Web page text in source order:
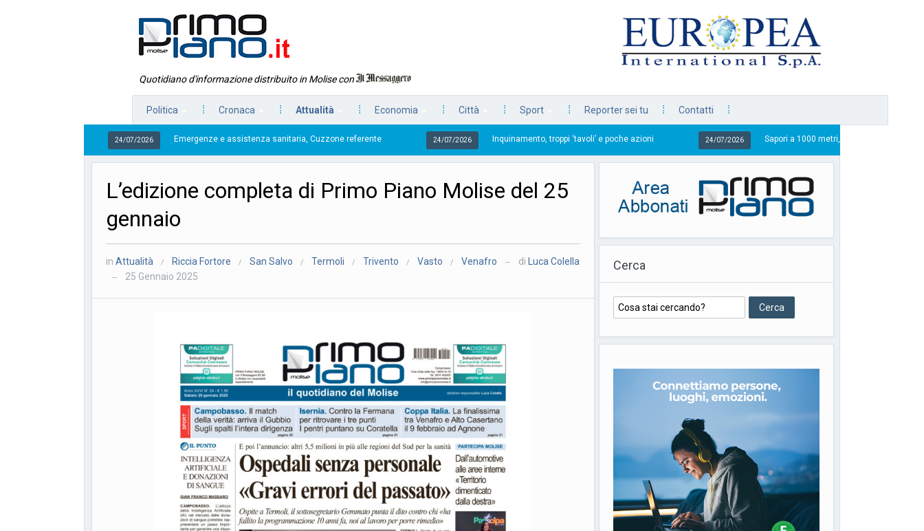
Quotidiano d'informazione distribuito in Molise con
Politica Cronaca Attualità Economia Città Sport Reporter sei tu Contatti
Emergenze e assistenza sanitaria, Cuzzone referente 24/07/2026 Inquinamento, troppi ‘tavoli’ e poche azioni 24/07/2026 Sapori a 1000 metri, in vetrina i sapori della tradizione
L’edizione completa di Primo Piano Molise del 25
gennaio
in Attualità / Riccia Fortore / San Salvo / Termoli / Trivento / Vasto / Venafro — di Luca Colella
— 25 Gennaio 2025
Cerca